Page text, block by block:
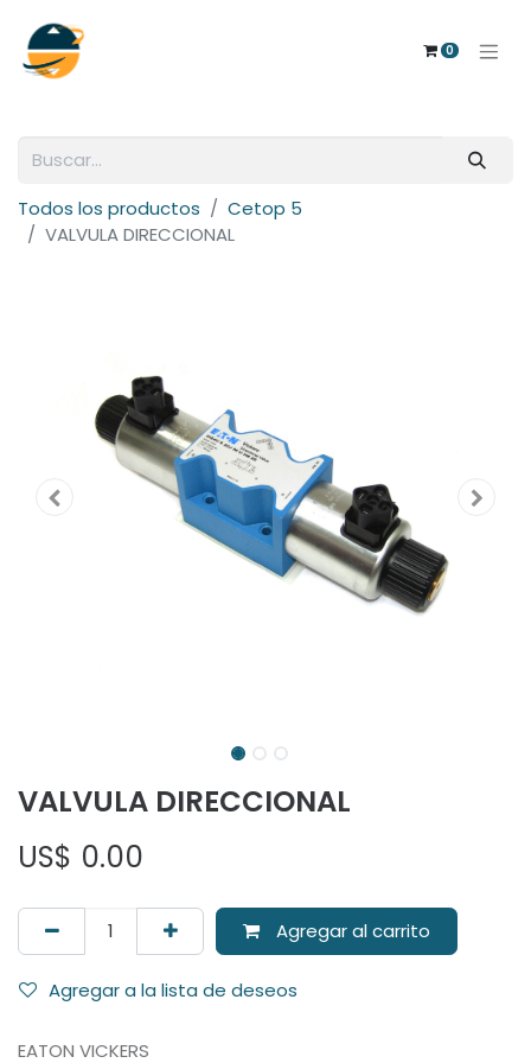
0
Todos los productos
Cetop 5
VALVULA DIRECCIONAL
VALVULA DIRECCIONAL
US$ 0.00
Agregar al carrito
Agregar a la lista de deseos
EATON VICKERS